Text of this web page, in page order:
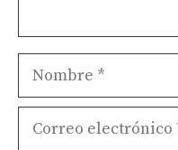
Nombre
Correo